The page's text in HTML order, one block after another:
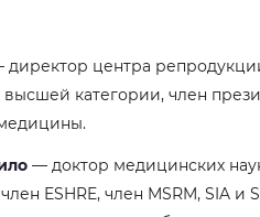
директор центра
категории, член
— доктор медицинских
ESHRE, член MSRM, SIA и